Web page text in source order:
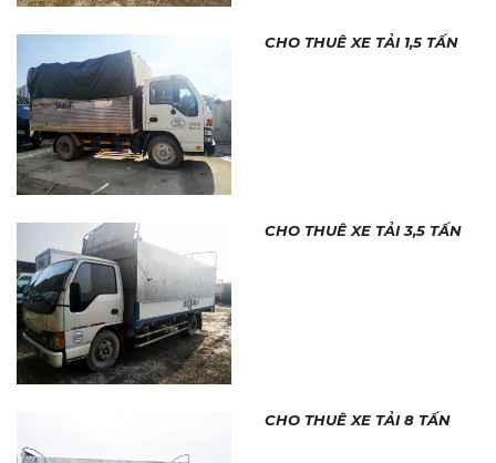
CHO THUÊ XE TẢI 1,5 TẤN
CHO THUÊ XE TẢI 3,5 TẤN
CHO THUÊ XE TẢI 8 TẤN